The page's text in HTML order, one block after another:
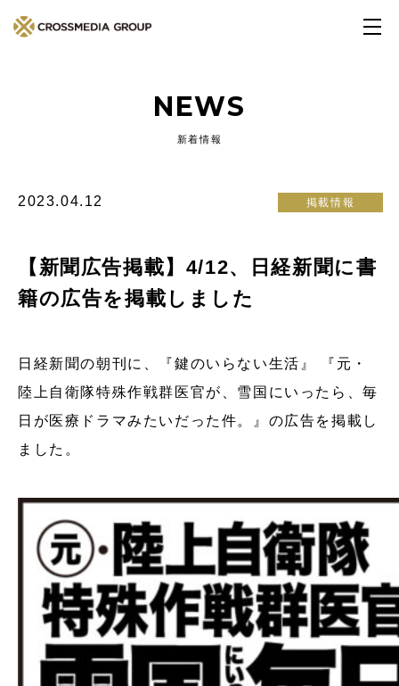
NEWS
新着情報
2023.04.12 掲載情報
【新聞広告掲載】4/12、日経新聞に書
籍の広告を掲載しました
日経新聞の朝刊に、『鍵のいらない生活』 『元・
陸上自衛隊特殊作戦群医官が、雪国にいったら、毎
日が医療ドラマみたいだった件。』の広告を掲載し
ました。